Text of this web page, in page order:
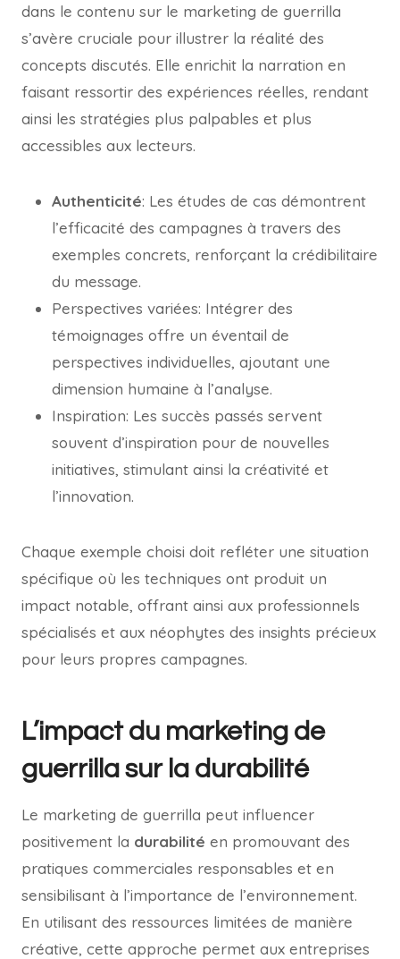
dans le contenu sur le marketing de guerrilla
s’avère cruciale pour illustrer la réalité des
concepts discutés. Elle enrichit la narration en
faisant ressortir des expériences réelles, rendant
ainsi les stratégies plus palpables et plus
accessibles aux lecteurs.
Authenticité: Les études de cas démontrent
l’efficacité des campagnes à travers des
exemples concrets, renforçant la crédibilitaire
du message.
Perspectives variées: Intégrer des
témoignages offre un éventail de
perspectives individuelles, ajoutant une
dimension humaine à l’analyse.
Inspiration: Les succès passés servent
souvent d’inspiration pour de nouvelles
initiatives, stimulant ainsi la créativité et
l’innovation.
Chaque exemple choisi doit refléter une situation
spécifique où les techniques ont produit un
impact notable, offrant ainsi aux professionnels
spécialisés et aux néophytes des insights précieux
pour leurs propres campagnes.
L’impact du marketing de
guerrilla sur la durabilité
Le marketing de guerrilla peut influencer
positivement la durabilité en promouvant des
pratiques commerciales responsables et en
sensibilisant à l’importance de l’environnement.
En utilisant des ressources limitées de manière
créative, cette approche permet aux entreprises